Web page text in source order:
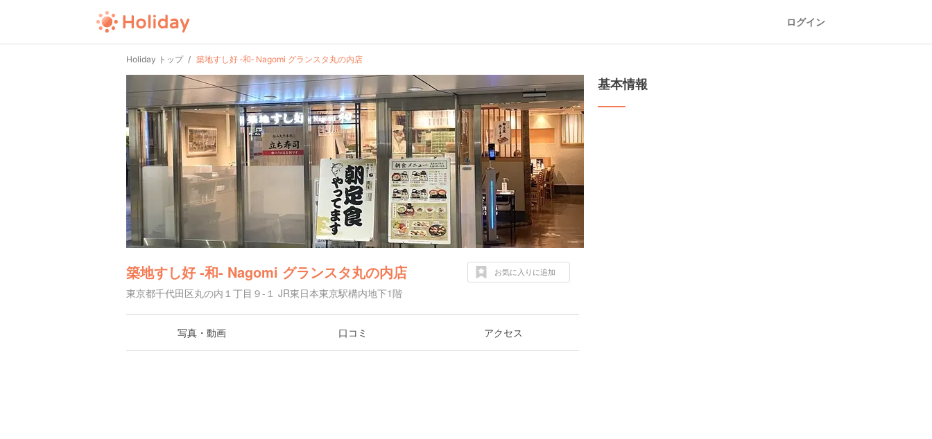
ログイン
Holiday トップ 築地すし好 ‐和‐ Nagomi グランスタ丸の内店
築地すし好 ‐和‐ Nagomi グランスタ丸の内店
東京都千代田区丸の内１丁目９-１ JR東日本東京駅構内地下1階
お気に入りに追加
写真・動画 口コミ アクセス
基本情報